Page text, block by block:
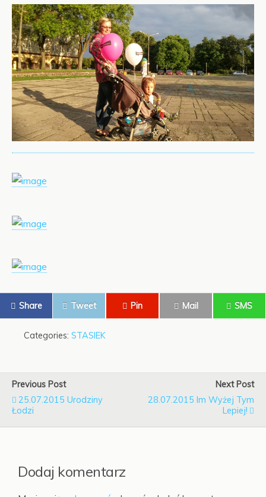
Share Tweet Pin Mail SMS
Categories: STASIEK
Previous Post
25.07.2015 Urodziny
Łodzi
Next Post
28.07.2015 Im Wyżej Tym
Lepiej!
Dodaj komentarz